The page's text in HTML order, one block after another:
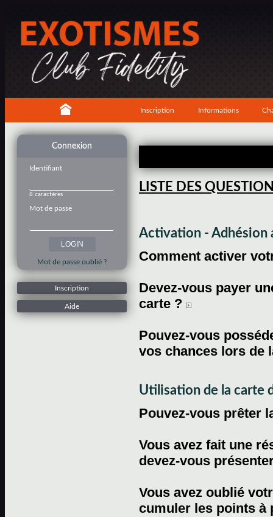
Inscription Informations
Connexion
Identifiant
8 caractères
Mot de passe
Mot de passe oublié ?
Inscription
Aide
LISTE DES
Activation - Adhésion
Comment activer
Devez-vous payer
carte ?
Pouvez-vous
vos chances lors de
Utilisation de la carte
Pouvez-vous prêter
Vous avez fait une
devez-vous
Vous avez oublié
cumuler les points